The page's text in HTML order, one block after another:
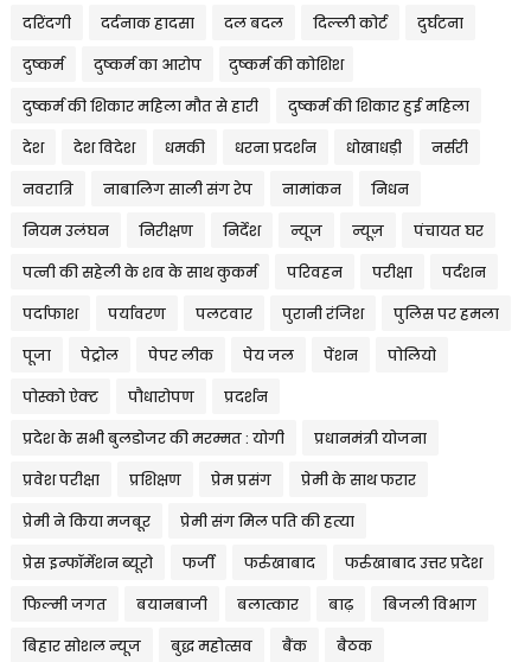
दरिंदगी दर्दनाक हादसा दल बदल दिल्ली कोर्ट दुर्घटना
दुष्कर्म दुष्कर्म का आरोप दुष्कर्म की कोशिश
दुष्कर्म की शिकार महिला मौत से हारी दुष्कर्म की शिकार हुई महिला
देश देश विदेश धमकी धरना प्रदर्शन धोखाधड़ी नर्सरी
नवरात्रि नाबालिग साली संग रेप नामांकन निधन
नियम उलंघन निरीक्षण निर्देश न्यूज न्यूज़ पंचायत घर
पत्नी की सहेली के शव के साथ कुकर्म परिवहन परीक्षा पर्दशन
पर्दाफाश पर्यावरण पलटवार पुरानी रंजिश पुलिस पर हमला
पूजा पेट्रोल पेपर लीक पेय जल पेंशन पोलियो
पोस्को ऐक्ट पौधारोपण प्रदर्शन
प्रदेश के सभी बुलडोजर की मरम्मत : योगी प्रधानमंत्री योजना
प्रवेश परीक्षा प्रशिक्षण प्रेम प्रसंग प्रेमी के साथ फरार
प्रेमी ने किया मजबूर प्रेमी संग मिल पति की हत्या
प्रेस इन्फॉर्मेशन ब्यूरो फर्जी फर्रुखाबाद फर्रुखाबाद उत्तर प्रदेश
फिल्मी जगत बयानबाजी बलात्कार बाढ़ बिजली विभाग
बिहार सोशल न्यूज बुद्ध महोत्सव बैंक बैठक